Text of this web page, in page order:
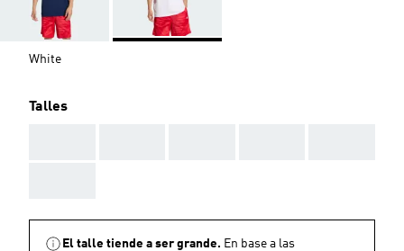
White
Talles
El talle tiende a ser grande. En base a las